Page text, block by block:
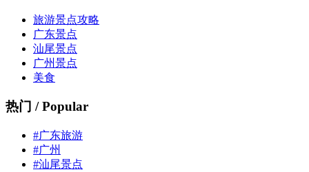
旅游景点攻略
广东景点
汕尾景点
广州景点
美食
热门 / Popular
#广东旅游
#广州
#汕尾景点